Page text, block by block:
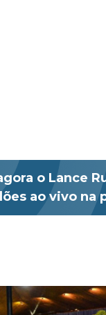
o Lance
ao vivo na